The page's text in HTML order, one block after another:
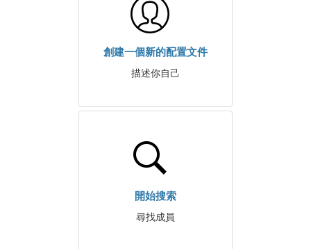
創建一個新的配置文件
描述你自己
開始搜索
尋找成員